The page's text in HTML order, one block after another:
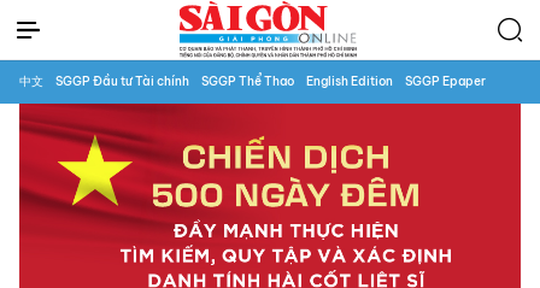
中文 SGGP Đầu tư Tài chính SGGP Thể Thao English Edition SGGP Epaper